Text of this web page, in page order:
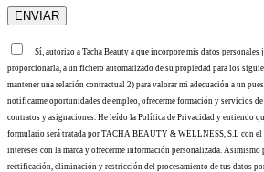
Sí, autorizo a Tacha Beauty a que incorpore mis datos
proporcionarla, a un fichero automatizado de su propiedad para los
mantener una relación contractual 2) para valorar mi adecuación a un
notificarme oportunidades de empleo, ofrecerme formación y servicios
contratos y asignaciones. He leído la Política de Privacidad y entiendo
formulario será tratada por TACHA BEAUTY & WELLNESS, S.L con el
intereses con la marca y ofrecerme información personalizada. Asimismo
rectificación, eliminación y restricción del procesamiento de tus datos